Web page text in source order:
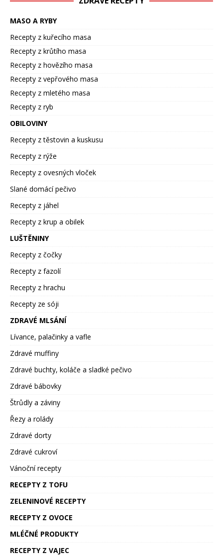
MASO A RYBY
Recepty z kuřecího masa
Recepty z krůtího masa
Recepty z hovězího masa
Recepty z vepřového masa
Recepty z mletého masa
Recepty z ryb
OBILOVINY
Recepty z těstovin a kuskusu
Recepty z rýže
Recepty z ovesných vloček
Slané domácí pečivo
Recepty z jáhel
Recepty z krup a obilek
LUŠTĚNINY
Recepty z čočky
Recepty z fazolí
Recepty z hrachu
Recepty ze sóji
ZDRAVÉ MLSÁNÍ
Lívance, palačinky a vafle
Zdravé muffiny
Zdravé buchty, koláče a sladké pečivo
Zdravé bábovky
Štrůdly a záviny
Řezy a rolády
Zdravé dorty
Zdravé cukroví
Vánoční recepty
RECEPTY Z TOFU
ZELENINOVÉ RECEPTY
RECEPTY Z OVOCE
MLÉČNÉ PRODUKTY
RECEPTY Z VAJEC